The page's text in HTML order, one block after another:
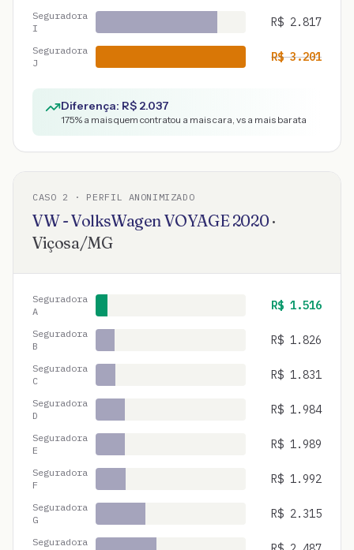
Seguradora
I
R$ 2.817
Seguradora
J
R$3.201
Diferença: R$ 2.037
175% a mais quem contratou a mais cara, vs a mais barata
CASO 2 · PERFIL ANONIMIZADO
VW - VolksWagenVOYAGE2020·
Viçosa/MG
Seguradora
A
R$ 1.516
Seguradora
B
R$ 1.826
Seguradora
C
R$ 1.831
Seguradora
D
R$ 1.984
Seguradora
E
R$ 1.989
Seguradora
F
R$ 1.992
Seguradora
G
R$ 2.315
Seguradora